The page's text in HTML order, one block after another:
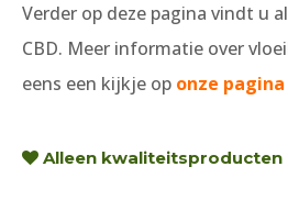
Verder op deze pagina vindt u
CBD. Meer informatie over
eens een kijkje op onze pagina
Alleen kwaliteitsproducten